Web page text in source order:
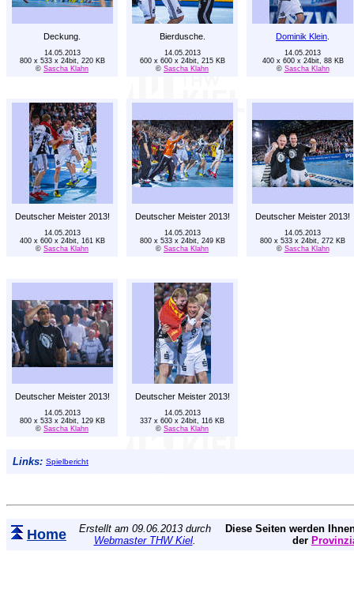
Deckung. Bierdusche. Dominik Klein
14.05.2013
800 x 533 x 24bit, 220 KB
© Sascha Klahn
14.05.2013
600 x 600 x 24bit, 215 KB
© Sascha Klahn
14.05.2013
400 x 600 x 24bit, 88 KB
© Sascha Klahn
Deutscher Meister 2013! Deutscher Meister 2013! Deutscher Meister 2013!
14.05.2013
400 x 600 x 24bit, 161 KB
© Sascha Klahn
14.05.2013
800 x 533 x 24bit, 249 KB
© Sascha Klahn
14.05.2013
800 x 533 x 24bit, 272 KB
© Sascha Klahn
Deutscher Meister 2013! Deutscher Meister 2013!
14.05.2013
800 x 533 x 24bit, 129 KB
© Sascha Klahn
14.05.2013
337 x 600 x 24bit, 116 KB
© Sascha Klahn
Links: Spielbericht
Home
Erstellt am 09.06.2013 durch
Webmaster THW Kiel.
Diese Seiten werden
der